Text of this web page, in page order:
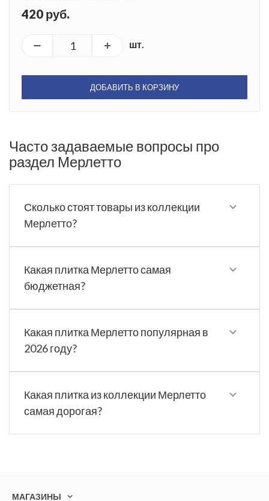
420 руб.
шт.
ДОБАВИТЬ В КОРЗИНУ
Часто задаваемые вопросы про
раздел Мерлетто
Сколько стоят товары из коллекции
Мерлетто?
Какая плитка Мерлетто самая
бюджетная?
Какая плитка Мерлетто популярная в
2026 году?
Какая плитка из коллекции Мерлетто
самая дорогая?
МАГАЗИНЫ